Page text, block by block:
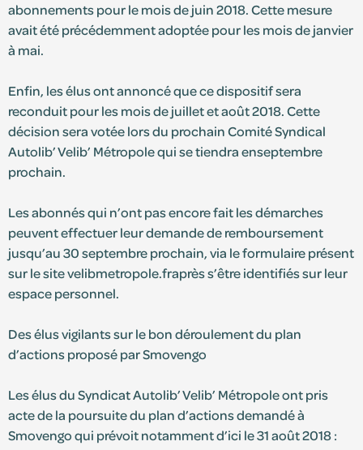
abonnements pour le mois de juin 2018. Cette mesure
avait été précédemment adoptée pour les mois de janvier
à mai.
Enfin, les élus ont annoncé que ce dispositif sera
reconduit pour les mois de juillet et août 2018. Cette
décision sera votée lors du prochain Comité Syndical
Autolib’ Velib’ Métropole qui se tiendra enseptembre
prochain.
Les abonnés qui n’ont pas encore fait les démarches
peuvent effectuer leur demande de remboursement
jusqu’au 30 septembre prochain, via le formulaire présent
sur le site velibmetropole.fraprès s’être identifiés sur leur
espace personnel.
Des élus vigilants sur le bon déroulement du plan
d’actions proposé par Smovengo
Les élus du Syndicat Autolib’ Velib’ Métropole ont pris
acte de la poursuite du plan d’actions demandé à
Smovengo qui prévoit notamment d’ici le 31 août 2018 :